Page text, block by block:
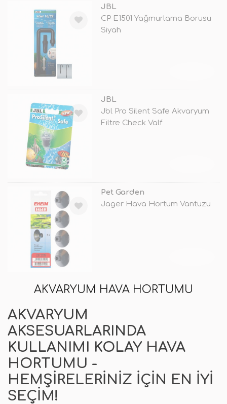
JBL
CP E1501 Yağmurlama Borusu
Siyah
JBL
Jbl Pro Silent Safe Akvaryum
Filtre Check Valf
Pet Garden
Jager Hava Hortum Vantuzu
AKVARYUM HAVA HORTUMU
AKVARYUM
AKSESUARLARINDA
KULLANIMI KOLAY HAVA
HORTUMU -
HEMŞIRELERINIZ İÇIN EN İYI
SEÇIM!